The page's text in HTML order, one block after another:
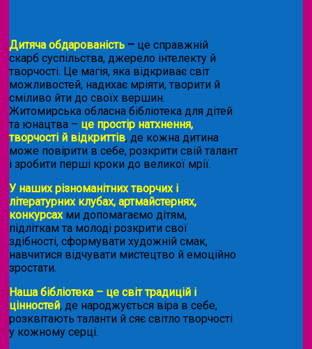
Дитяча обдарованість – це справжній
скарб суспільства, джерело інтелекту й
творчості. Це магія, яка відкриває світ
можливостей, надихає мріяти, творити й
сміливо йти до своїх вершин.
Житомирська обласна бібліотека для дітей
та юнацтва – це простір натхнення,
творчості й відкриттів, де кожна дитина
може повірити в себе, розкрити свій талант
і зробити перші кроки до великої мрії.
У наших різноманітних творчих і
літературних клубах, артмайстернях,
конкурсахми допомагаємо дітям,
підліткам та молоді розкрити свої
здібності, сформувати художній смак,
навчитися відчувати мистецтво й емоційно
зростати.
Наша бібліотека – це світ традицій і
цінностей, де народжується віра в себе,
розквітають таланти й сяє світло творчості
у кожному серці.